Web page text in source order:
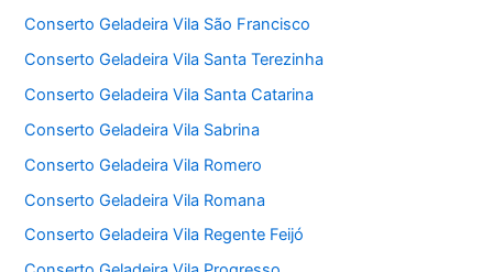
Conserto Geladeira Vila São Francisco
Conserto Geladeira Vila Santa Terezinha
Conserto Geladeira Vila Santa Catarina
Conserto Geladeira Vila Sabrina
Conserto Geladeira Vila Romero
Conserto Geladeira Vila Romana
Conserto Geladeira Vila Regente Feijó